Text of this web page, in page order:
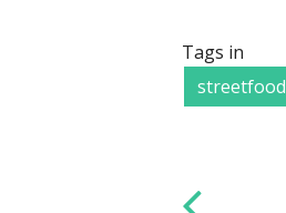
Tags in
streetfood